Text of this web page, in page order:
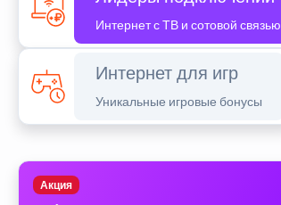
Интернет с ТВ и сотовой связью
Интернет для игр
Уникальные игровые бонусы
Акция